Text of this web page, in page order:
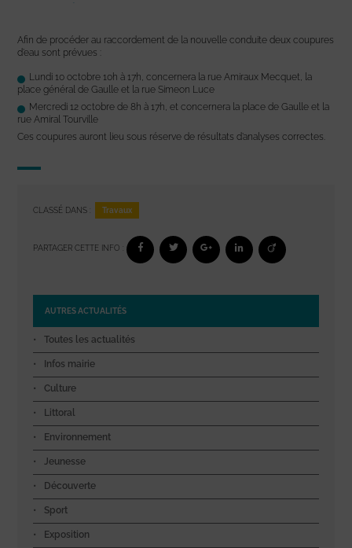
Afin de procéder au raccordement de la nouvelle conduite deux coupures
d’eau sont prévues :
Lundi 10 octobre 10h à 17h, concernera la rue Amiraux Mecquet, la
place général de Gaulle et la rue Simeon Luce
Mercredi 12 octobre de 8h à 17h, et concernera la place de Gaulle et la
rue Amiral Tourville
Ces coupures auront lieu sous réserve de résultats d’analyses correctes.
CLASSÉ DANS : Travaux
PARTAGER CETTE INFO :
AUTRES ACTUALITÉS
Toutes les actualités
Infos mairie
Culture
Littoral
Environnement
Jeunesse
Découverte
Sport
Exposition